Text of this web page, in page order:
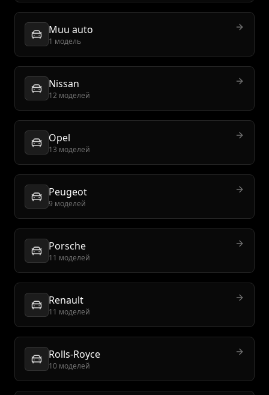
Muu auto
1 модель
Nissan
12 моделей
Opel
13 моделей
Peugeot
9 моделей
Porsche
11 моделей
Renault
11 моделей
Rolls-Royce
10 моделей